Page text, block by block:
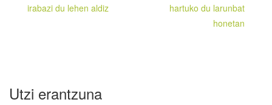
nabigatu
irabazi du lehen aldiz
hartuko du larunbat
honetan
Utzi erantzuna